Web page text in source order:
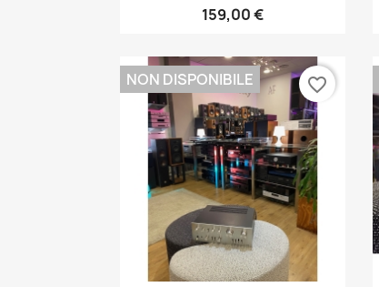
159,00 €
NON DISPONIBILE favorite_border